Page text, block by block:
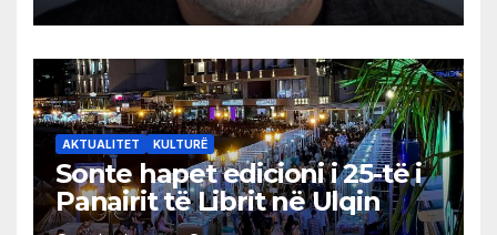
AKTUALITET KULTURË
Sonte hapet edicioni i 25-të i
Panairit të Librit në Ulqin